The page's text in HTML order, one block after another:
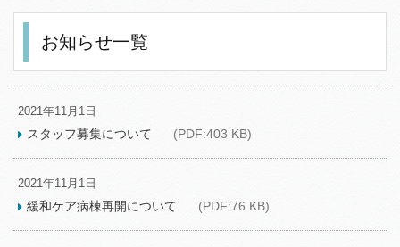
お知らせ一覧
2021年11月1日
スタッフ募集について (PDF:403 KB)
2021年11月1日
緩和ケア病棟再開について (PDF:76 KB)